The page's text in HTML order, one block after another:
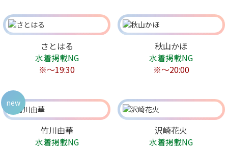
さとはる
水着掲載NG
※〜19:30
秋山かほ
水着掲載NG
※〜20:00
竹川由華
水着掲載NG
new
沢崎花火
水着掲載NG